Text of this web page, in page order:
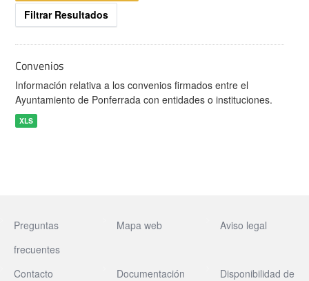
Filtrar Resultados
Convenios
Información relativa a los convenios firmados entre el
Ayuntamiento de Ponferrada con entidades o instituciones.
XLS
Preguntas
frecuentes
Mapa web Aviso legal
Contacto Documentación
Disponibilidad de